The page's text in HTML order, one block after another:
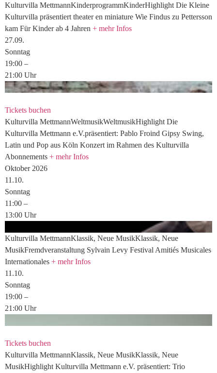
Kulturvilla MettmannKinderprogrammKinderHighlight Die Kleine
Kulturvilla präsentiert theater en miniature Wie Findus zu Pettersson
kam Für Kinder ab 4 Jahren + mehr Infos
27.09.
Sonntag
19:00 –
21:00 Uhr
Tickets buchen
Kulturvilla MettmannWeltmusikWeltmusikHighlight Die
Kulturvilla Mettmann e.V.präsentiert: Pablo Froind Gipsy Swing,
Latin und Pop aus Köln Konzert im Rahmen des Kulturvilla
Abonnements + mehr Infos
Oktober 2026
11.10.
Sonntag
11:00 –
13:00 Uhr
Kulturvilla MettmannKlassik, Neue MusikKlassik, Neue
MusikFremdveranstaltung Sylvain Levy Festival Amitiés Musicales
Internationales + mehr Infos
11.10.
Sonntag
19:00 –
21:00 Uhr
Tickets buchen
Kulturvilla MettmannKlassik, Neue MusikKlassik, Neue
MusikHighlight Kulturvilla Mettmann e.V. präsentiert: Trio